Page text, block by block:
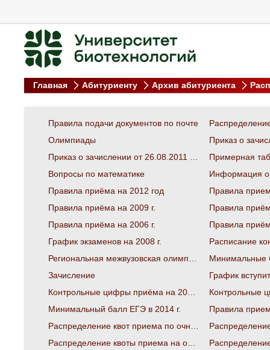
Главная Абитуриенту Архив абитуриента
Правила подачи документов по почте
Олимпиады
Примерная
Вопросы по математике
Информация о
Правила приёма на 2012 год
Правила
Правила приёма на 2009 г.
Правила
Правила приёма на 2006 г.
Правила
График экзаменов на 2008 г.
Минимальные
Зачисление
Минимальный балл ЕГЭ в 2014 г.
Правила